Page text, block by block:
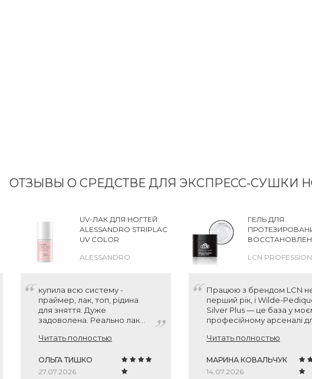
ОТЗЫВЫ О СРЕДСТВЕ ДЛЯ ЭКСПРЕСС-СУШКИ
UV-ЛАК ДЛЯ НОГТЕЙ
ALESSANDRO STRIPLAC
UV COLOR
ALESSANDRO
купила всю систему -
праймер, лак, топ, рідина
для зняття. Дуже
задоволена. Реально лак
ніготь "як новенький" без
звичайного гель-лаку.
Відтінок червоний 174, як я
Читать полностью
ОЛЬГА ТИШКО
27.07.2026
ГЕЛЬ ДЛЯ
НА НОГАХ С
LCN
Працюю з брендом LCN
перший рік, і Wilde-
Silver Plus — це база у
професійному арсеналі
працює, має зручну
властивості завдяки
Клієнти завжди задоволені
Читать полностью
МАРИНА КОВАЛЬЧУК
14.07.2026